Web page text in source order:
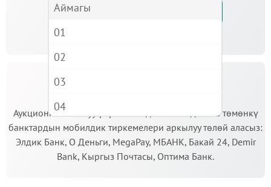
Аукционго катышуу үчүн кепилдик салымды Сиз төмөнкү
банктардын мобилдик тиркемелери аркылуу төлөй аласыз:
Элдик Банк, О Деньги, MegaPay, МБАНК, Бакай 24, Demir
Bank, Кыргыз Почтасы, Оптима Банк.
Аймагы
01
02
03
04
05
06